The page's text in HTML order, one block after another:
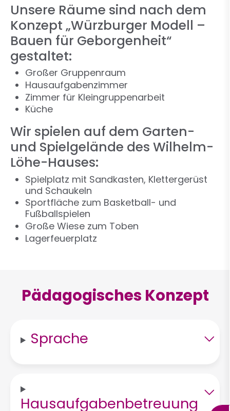
Unsere Räume sind nach dem
Konzept „Würzburger Modell –
Bauen für Geborgenheit“
gestaltet:
Großer Gruppenraum
Hausaufgabenzimmer
Zimmer für Kleingruppenarbeit
Küche
Wir spielen auf dem Garten-
und Spielgelände des Wilhelm-
Löhe-Hauses:
Spielplatz mit Sandkasten, Klettergerüst
und Schaukeln
Sportfläche zum Basketball- und
Fußballspielen
Große Wiese zum Toben
Lagerfeuerplatz
Pädagogisches Konzept
Sprache
Hausaufgabenbetreuung